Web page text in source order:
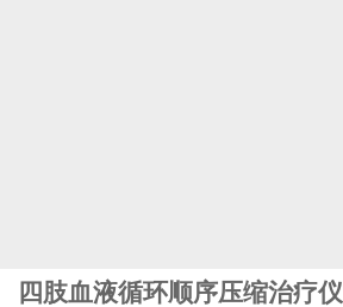
四肢血液循环顺序压缩治疗仪